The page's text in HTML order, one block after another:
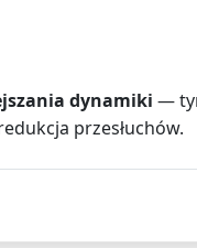
dynamiki —
przesłuchów.